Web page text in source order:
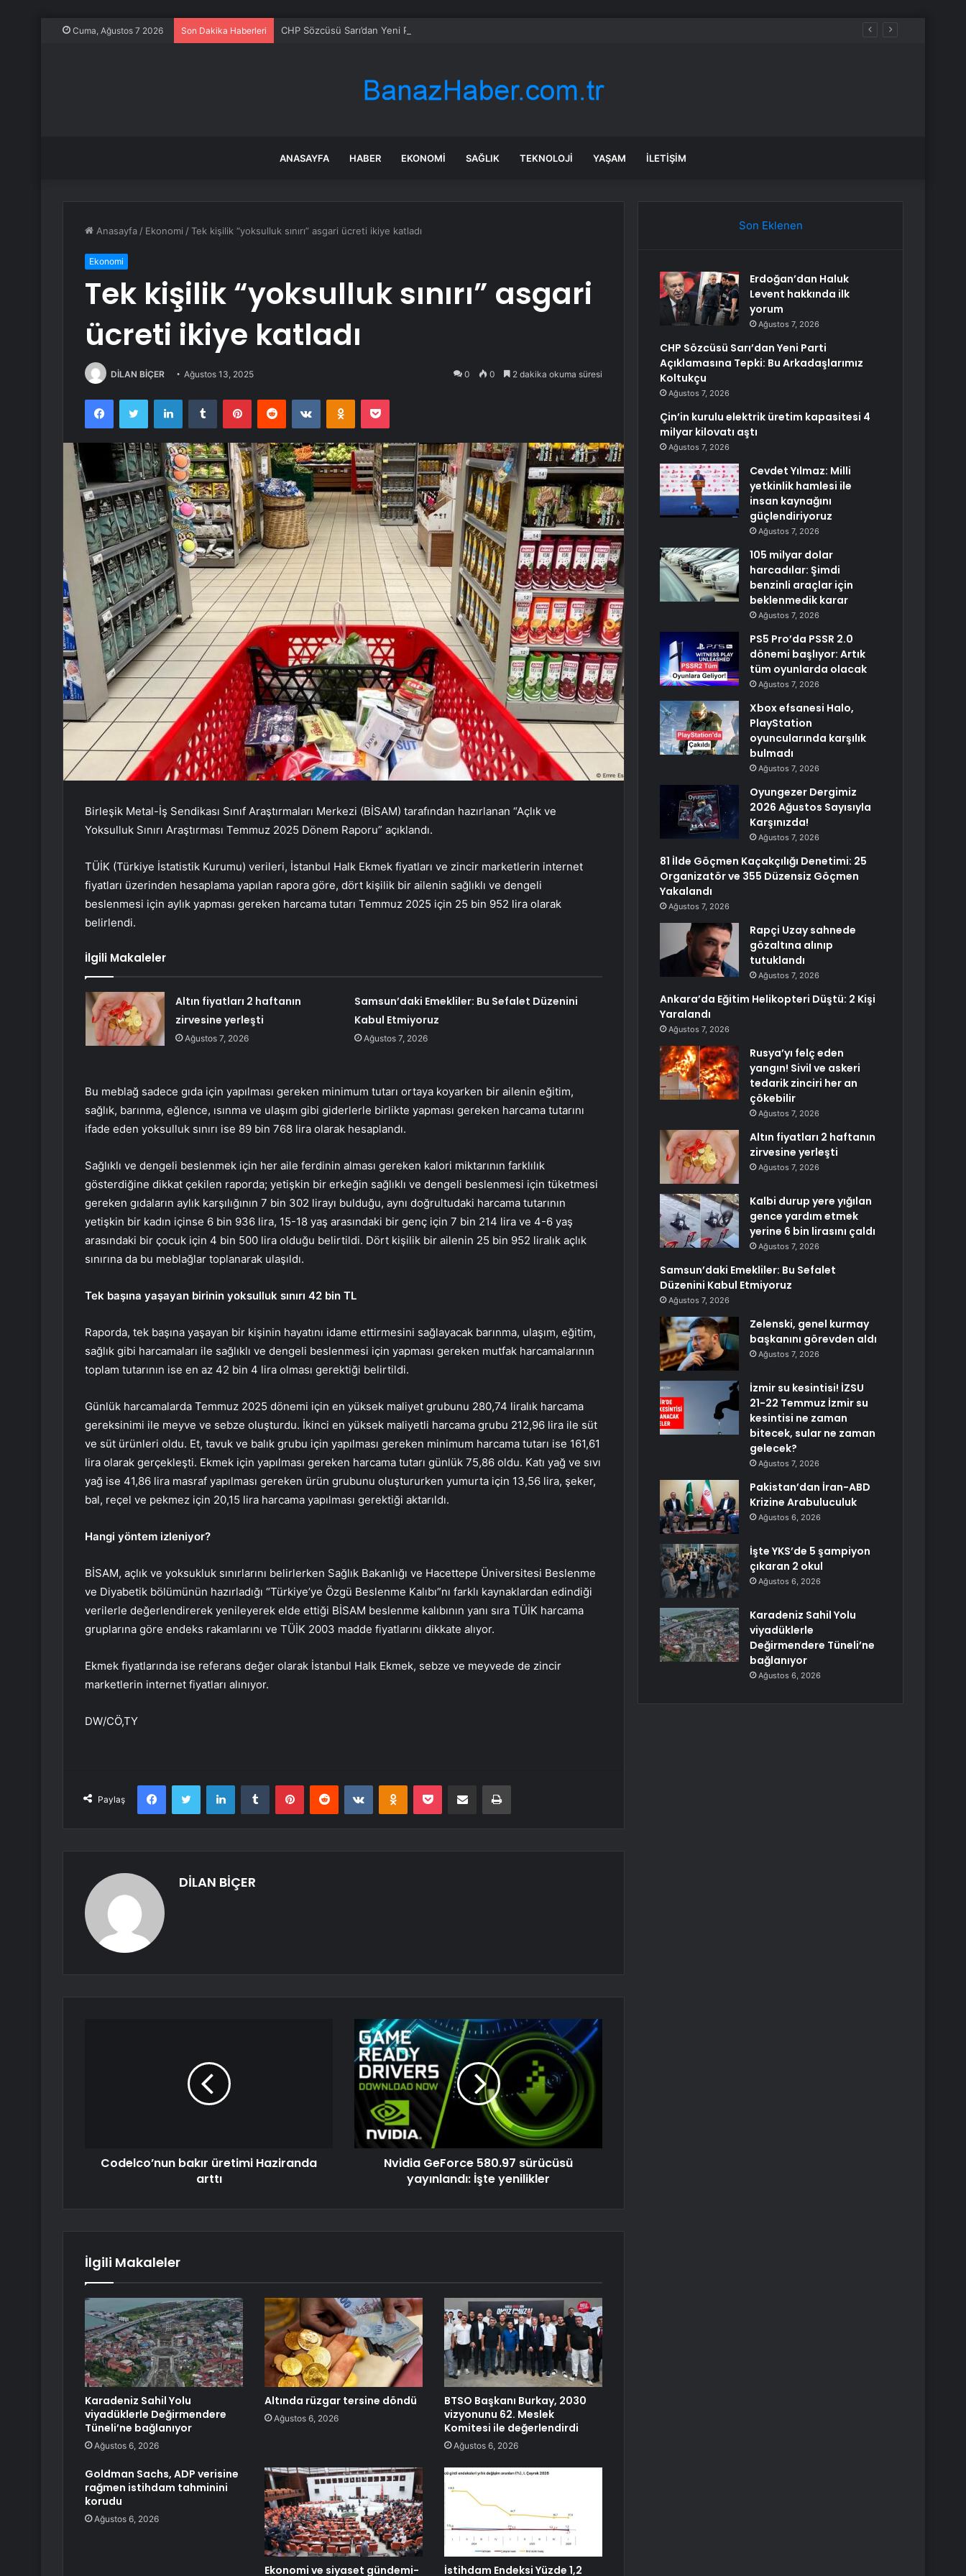
Cuma, Ağustos 7 2026 Son Dakika Haberleri CHP Sözcüsü Sarı’dan Yeni Parti Açıklamasına Tepki: Bu Arkadaşlarımız Koltukçu
ANASAYFA HABER EKONOMI SAĞLIK TEKNOLOJI YAŞAM İLETIŞIM
Anasayfa / Ekonomi /Tek kişilik “yoksulluk sınırı” asgari ücreti ikiye katladı
Ekonomi
Tek kişilik “yoksulluk sınırı” asgari
ücreti ikiye katladı
DİLAN BİÇER Ağustos 13, 2025 0 0 2 dakika okuma süresi
FacebookTwitter LinkedInTumblr PinterestReddit VKontakteOdnoklassniki
Pocket
Birleşik Metal-İş Sendikası Sınıf Araştırmaları Merkezi (BİSAM) tarafından hazırlanan “Açlık ve
Yoksulluk Sınırı Araştırması Temmuz 2025 Dönem Raporu” açıklandı.
TÜİK (Türkiye İstatistik Kurumu) verileri, İstanbul Halk Ekmek fiyatları ve zincir marketlerin internet
fiyatları üzerinden hesaplama yapılan rapora göre, dört kişilik bir ailenin sağlıklı ve dengeli
beslenmesi için aylık yapması gereken harcama tutarı Temmuz 2025 için 25 bin 952 lira olarak
belirlendi.
İlgili Makaleler
Altın fiyatları 2 haftanın
zirvesine yerleşti
Ağustos 7, 2026
Samsun’daki Emekliler: Bu Sefalet Düzenini
Kabul Etmiyoruz
Ağustos 7, 2026
Bu meblağ sadece gıda için yapılması gereken minimum tutarı ortaya koyarken bir ailenin eğitim,
sağlık, barınma, eğlence, ısınma ve ulaşım gibi giderlerle birlikte yapması gereken harcama tutarını
ifade eden yoksulluk sınırı ise 89 bin 768 lira olarak hesaplandı.
Sağlıklı ve dengeli beslenmek için her aile ferdinin alması gereken kalori miktarının farklılık
gösterdiğine dikkat çekilen raporda; yetişkin bir erkeğin sağlıklı ve dengeli beslenmesi için tüketmesi
gereken gıdaların aylık karşılığının 7 bin 302 lirayı bulduğu, aynı doğrultudaki harcama tutarının
yetişkin bir kadın içinse 6 bin 936 lira, 15-18 yaş arasındaki bir genç için 7 bin 214 lira ve 4-6 yaş
arasındaki bir çocuk için 4 bin 500 lira olduğu belirtildi. Dört kişilik bir ailenin 25 bin 952 liralık açlık
sınırına da bu meblağlar toplanarak ulaşıldı.
Tek başına yaşayan birinin yoksulluk sınırı 42 bin TL
Raporda, tek başına yaşayan bir kişinin hayatını idame ettirmesini sağlayacak barınma, ulaşım, eğitim,
sağlık gibi harcamaları ile sağlıklı ve dengeli beslenmesi için yapması gereken mutfak harcamalarının
toplam tutarının ise en az 42 bin 4 lira olması gerektiği belirtildi.
Günlük harcamalarda Temmuz 2025 dönemi için en yüksek maliyet grubunu 280,74 liralık harcama
gereksinimi ile meyve ve sebze oluşturdu. İkinci en yüksek maliyetli harcama grubu 212,96 lira ile süt
ve süt ürünleri oldu. Et, tavuk ve balık grubu için yapılması gereken minimum harcama tutarı ise 161,61
lira olarak gerçekleşti. Ekmek için yapılması gereken harcama tutarı günlük 75,86 oldu. Katı yağ ve sıvı
yağ ise 41,86 lira masraf yapılması gereken ürün grubunu oluştururken yumurta için 13,56 lira, şeker,
bal, reçel ve pekmez için 20,15 lira harcama yapılması gerektiği aktarıldı.
Hangi yöntem izleniyor?
BİSAM, açlık ve yoksukluk sınırlarını belirlerken Sağlık Bakanlığı ve Hacettepe Üniversitesi Beslenme
ve Diyabetik bölümünün hazırladığı “Türkiye’ye Özgü Beslenme Kalıbı”nı farklı kaynaklardan edindiği
verilerle değerlendirerek yenileyerek elde ettiği BİSAM beslenme kalıbının yanı sıra TÜİK harcama
gruplarına göre endeks rakamlarını ve TÜİK 2003 madde fiyatlarını dikkate alıyor.
Ekmek fiyatlarında ise referans değer olarak İstanbul Halk Ekmek, sebze ve meyvede de zincir
marketlerin internet fiyatları alınıyor.
DW/CÖ,TY
Paylaş
FacebookTwitter LinkedInTumblr PinterestReddit VKontakteOdnoklassniki
Pocket E-Posta ile paylaş Yazdır
DİLAN BİÇER
Codelco’nun bakır üretimi Haziranda
arttı
Nvidia GeForce 580.97 sürücüsü
yayınlandı: İşte yenilikler
İlgili Makaleler
Karadeniz Sahil Yolu
viyadüklerle Değirmendere
Tüneli’ne bağlanıyor
Ağustos 6, 2026
Altında rüzgar tersine döndü
Ağustos 6, 2026
BTSO Başkanı Burkay, 2030
vizyonunu 62. Meslek
Komitesi ile değerlendirdi
Ağustos 6, 2026
Goldman Sachs, ADP verisine
rağmen istihdam tahminini
korudu
Ağustos 6, 2026
Ekonomi ve siyaset gündemi- İstihdam Endeksi Yüzde 1,2
Son Eklenen
Erdoğan’dan Haluk
Levent hakkında ilk
yorum
Ağustos 7, 2026
CHP Sözcüsü Sarı’dan Yeni Parti
Açıklamasına Tepki: Bu Arkadaşlarımız
Koltukçu
Ağustos 7, 2026
Çin’in kurulu elektrik üretim kapasitesi 4
milyar kilovatı aştı
Ağustos 7, 2026
Cevdet Yılmaz: Milli
yetkinlik hamlesi ile
insan kaynağını
güçlendiriyoruz
Ağustos 7, 2026
105 milyar dolar
harcadılar: Şimdi
benzinli araçlar için
beklenmedik karar
Ağustos 7, 2026
PS5 Pro’da PSSR 2.0
dönemi başlıyor: Artık
tüm oyunlarda olacak
Ağustos 7, 2026
Xbox efsanesi Halo,
PlayStation
oyuncularında karşılık
bulmadı
Ağustos 7, 2026
Oyungezer Dergimiz
2026 Ağustos Sayısıyla
Karşınızda!
Ağustos 7, 2026
81 İlde Göçmen Kaçakçılığı Denetimi: 25
Organizatör ve 355 Düzensiz Göçmen
Yakalandı
Ağustos 7, 2026
Rapçi Uzay sahnede
gözaltına alınıp
tutuklandı
Ağustos 7, 2026
Ankara’da Eğitim Helikopteri Düştü: 2 Kişi
Yaralandı
Ağustos 7, 2026
Rusya’yı felç eden
yangın! Sivil ve askeri
tedarik zinciri her an
çökebilir
Ağustos 7, 2026
Altın fiyatları 2 haftanın
zirvesine yerleşti
Ağustos 7, 2026
Kalbi durup yere yığılan
gence yardım etmek
yerine 6 bin lirasını çaldı
Ağustos 7, 2026
Samsun’daki Emekliler: Bu Sefalet
Düzenini Kabul Etmiyoruz
Ağustos 7, 2026
Zelenski, genel kurmay
başkanını görevden aldı
Ağustos 7, 2026
İzmir su kesintisi! İZSU
21-22 Temmuz İzmir su
kesintisi ne zaman
bitecek, sular ne zaman
gelecek?
Ağustos 7, 2026
Pakistan’dan İran-ABD
Krizine Arabuluculuk
Ağustos 6, 2026
İşte YKS’de 5 şampiyon
çıkaran 2 okul
Ağustos 6, 2026
Karadeniz Sahil Yolu
viyadüklerle
Değirmendere Tüneli’ne
bağlanıyor
Ağustos 6, 2026